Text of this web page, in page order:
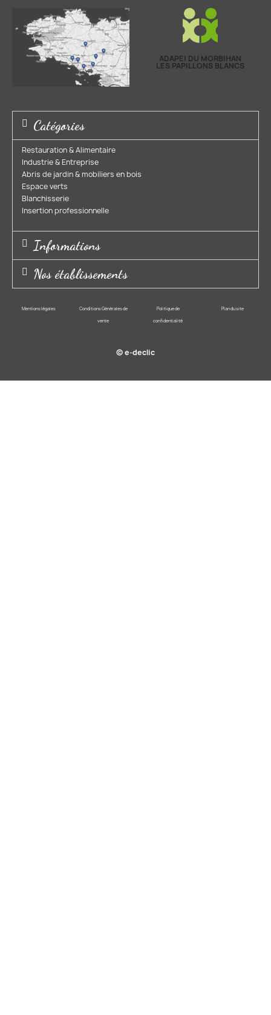
ADAPEI DU MORBIHAN
LES PAPILLONS BLANCS
Catégories
Restauration & Alimentaire
Industrie & Entreprise​
Abris de jardin & mobiliers en bois​
Espace verts​
Blanchisserie​
Insertion professionnelle​
Informations
Nos établissements
Mentions légales Conditions Générales de
vente
Politique de
confidentialité
Plan du site
© e-declic